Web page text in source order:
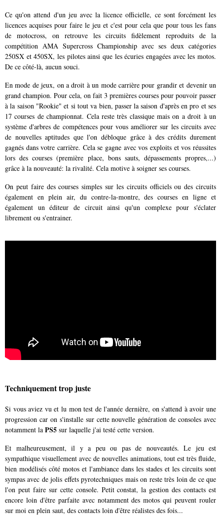
Ce qu'on attend d'un jeu avec la licence officielle, ce sont forcément les
licences acquises pour faire le jeu et c'est pour cela que pour tous les fans
de motocross, on retrouve les circuits fidèlement reproduits de la
compétition AMA Supercross Championship avec ses deux catégories
250SX et 450SX, les pilotes ainsi que les écuries engagées avec les motos.
De ce côté-là, aucun souci.
En mode de jeux, on a droit à un mode carrière pour grandir et devenir un
grand champion. Pour cela, on fait 3 premières courses pour pouvoir passer
à la saison "Rookie" et si tout va bien, passer la saison d'après en pro et ses
17 courses de championnat. Cela reste très classique mais on a droit à un
système d'arbres de compétences pour vous améliorer sur les circuits avec
de nouvelles aptitudes que l'on débloque grâce à des crédits durement
gagnés dans votre carrière. Cela se gagne avec vos exploits et vos réussites
lors des courses (première place, bons sauts, dépassements propres,...)
grâce à la nouveauté: la rivalité. Cela motive à soigner ses courses.
On peut faire des courses simples sur les circuits officiels ou des circuits
également en plein air, du contre-la-montre, des courses en ligne et
également un éditeur de circuit ainsi qu'un complexe pour s'éclater
librement ou s'entrainer.
Techniquement trop juste
Si vous aviez vu et lu mon test de l'année dernière, on s'attend à avoir une
progression car on s'installe sur cette nouvelle génération de consoles avec
notamment la PS5 sur laquelle j'ai testé cette version.
Et malheureusement, il y a peu ou pas de nouveautés. Le jeu est
sympathique visuellement avec de nouvelles animations, tout est très fluide,
bien modélisés côté motos et l'ambiance dans les stades et les circuits sont
sympas avec de jolis effets pyrotechniques mais on reste très loin de ce que
l'on peut faire sur cette console. Petit constat, la gestion des contacts est
encore loin d'être parfaite avec notamment des motos qui peuvent rouler
sur moi en plein saut, des contacts loin d'être réalistes des fois...